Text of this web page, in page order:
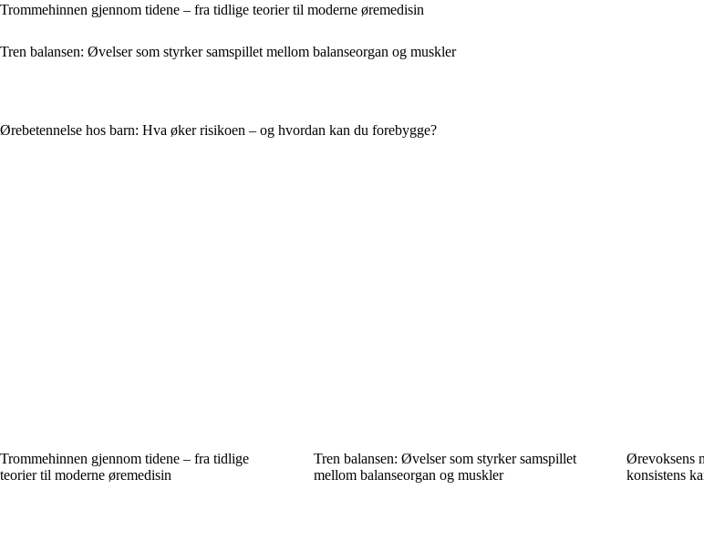
Trommehinnen gjennom tidene – fra tidlige teorier til moderne øremedisin
Tren balansen: Øvelser som styrker samspillet mellom balanseorgan og muskler
Ørebetennelse hos barn: Hva øker risikoen – og hvordan kan du forebygge?
Trommehinnen gjennom tidene – fra tidlige
teorier til moderne øremedisin
Tren balansen: Øvelser som styrker samspillet
mellom balanseorgan og muskler
Ørevoksens
konsistens